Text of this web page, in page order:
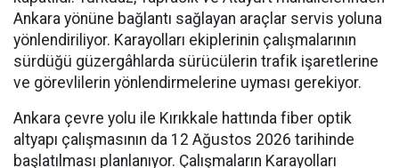
Ankara yönüne bağlantı sağlayan araçlar servis yoluna
yönlendiriliyor. Karayolları ekiplerinin çalışmalarının
sürdüğü güzergâhlarda sürücülerin trafik işaretlerine
ve görevlilerin yönlendirmelerine uyması gerekiyor.
Ankara çevre yolu ile Kırıkkale hattında fiber optik
altyapı çalışmasının da 12 Ağustos 2026 tarihinde
başlatılması planlanıyor. Çalışmaların Karayolları